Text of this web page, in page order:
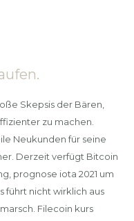
Skepsis der Bären,
zu machen.
Neukunden für seine
Derzeit verfügt Bitcoin
prognose iota 2021 um
führt nicht wirklich aus
Filecoin kurs